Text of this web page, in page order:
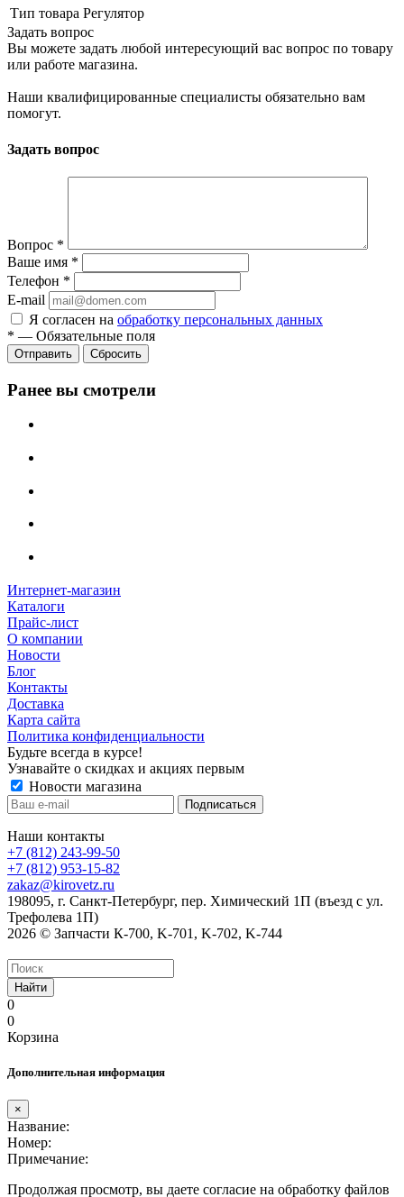
Тип товара Регулятор
Задать вопрос
Вы можете задать любой интересующий вас вопрос по товару
или работе магазина.
Наши квалифицированные специалисты обязательно вам
помогут.
Задать вопрос
Вопрос *
Ваше имя *
Телефон *
E-mail
Я согласен на обработку персональных данных
* — Обязательные поля
Сбросить
Ранее вы смотрели
Интернет-магазин
Каталоги
Прайс-лист
О компании
Новости
Блог
Контакты
Доставка
Карта сайта
Политика конфиденциальности
Будьте всегда в курсе!
Узнавайте о скидках и акциях первым
Новости магазина
Наши контакты
+7 (812) 243-99-50
+7 (812) 953-15-82
zakaz@kirovetz.ru
198095, г. Санкт-Петербург, пер. Химический 1П (въезд с ул.
Трефолева 1П)
2026 © Запчасти К-700, K-701, K-702, K-744
Найти
0
0
Корзина
Дополнительная информация
×
Название:
Номер:
Примечание:
Продолжая просмотр, вы даете согласие на обработку файлов